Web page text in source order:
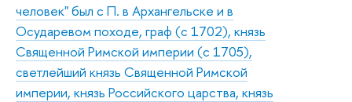
человек" был с П. в Архангельске и в
Осударевом походе, граф (с 1702), князь
Священной Римской империи (с 1705),
светлейший князь Священной Римской
империи, князь Российского царства, князь